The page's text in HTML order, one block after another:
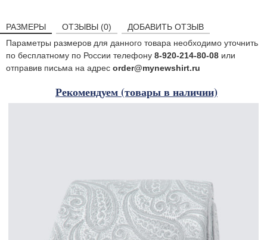
РАЗМЕРЫ ОТЗЫВЫ (0)
ДОБАВИТЬ ОТЗЫВ
Параметры размеров для данного товара необходимо уточнить
по бесплатному по России телефону 8-920-214-80-08 или
отправив письма на адрес order@mynewshirt.ru
Рекомендуем (товары в наличии)